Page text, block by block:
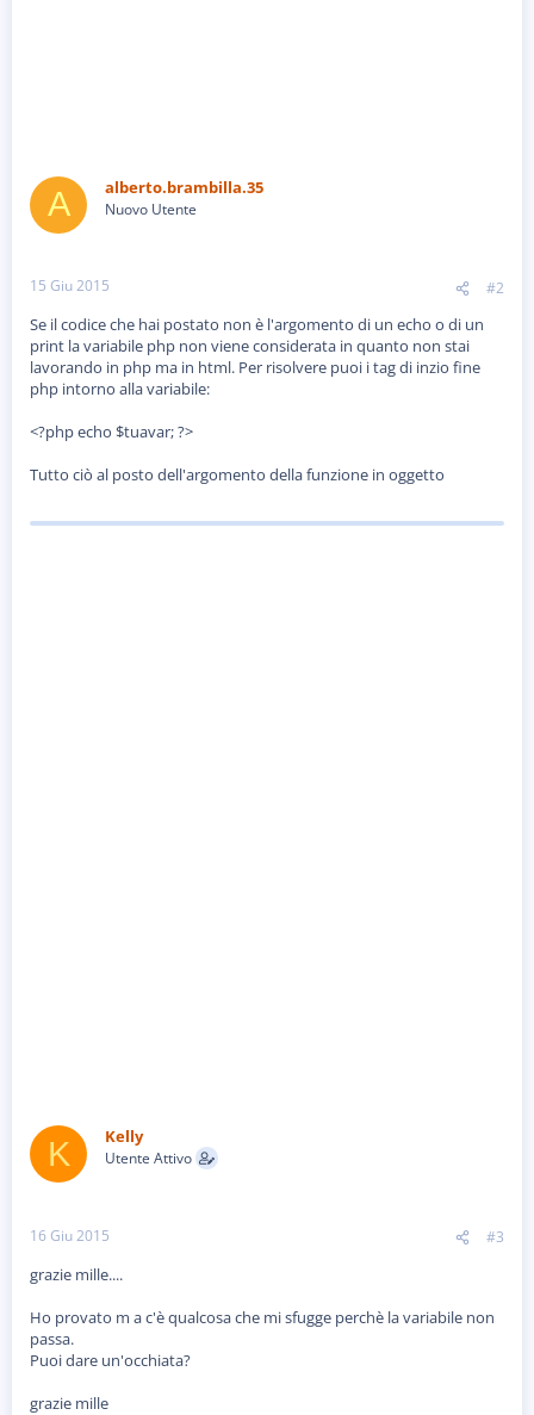
A alberto.brambilla.35
Nuovo Utente
15 Giu 2015 #2
Se il codice che hai postato non è l'argomento di un echo o di un
print la variabile php non viene considerata in quanto non stai
lavorando in php ma in html. Per risolvere puoi i tag di inzio fine
php intorno alla variabile:
<?php echo $tuavar; ?>
Tutto ciò al posto dell'argomento della funzione in oggetto
K Kelly
Utente Attivo
16 Giu 2015 #3
grazie mille....
Ho provato m a c'è qualcosa che mi sfugge perchè la variabile non
passa.
Puoi dare un'occhiata?
grazie mille